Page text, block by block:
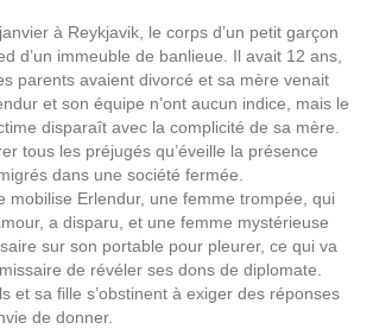
à Reykjavik, le corps d’un petit garçon
d’un immeuble de banlieue. Il avait 12 ans,
parents avaient divorcé et sa mère venait
et son équipe n’ont aucun indice, mais le
disparaît avec la complicité de sa mère.
tous les préjugés qu’éveille la présence
dans une société fermée.
mobilise Erlendur, une femme trompée, qui
a disparu, et une femme mystérieuse
sur son portable pour pleurer, ce qui va
de révéler ses dons de diplomate.
et sa fille s’obstinent à exiger des réponses
de donner.